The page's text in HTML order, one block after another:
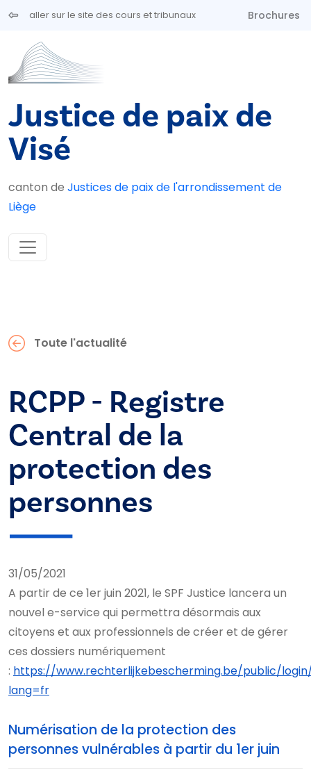
Aller au contenu principal
aller sur le site des cours et tribunaux Brochures
Justice de paix de
Visé
canton de Justices de paix de l'arrondissement de
Liège
Toute l'actualité
RCPP - Registre
Central de la
protection des
personnes
31/05/2021
A partir de ce 1er juin 2021, le SPF Justice lancera un
nouvel e-service qui permettra désormais aux
citoyens et aux professionnels de créer et de gérer
ces dossiers numériquement
: https://www.rechterlijkebescherming.be/public/
lang=fr
Numérisation de la protection des
personnes vulnérables à partir du 1er juin